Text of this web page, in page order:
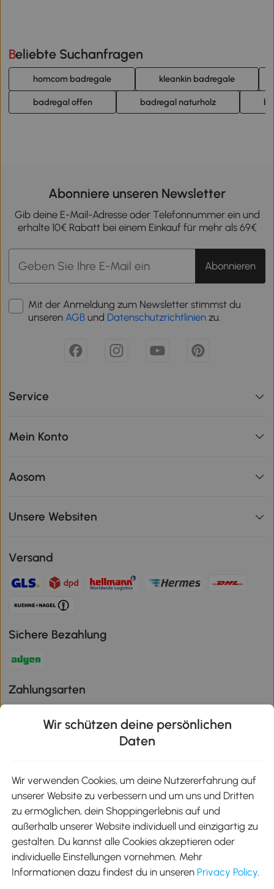
Beliebte Suchanfragen
homcom badregale kleankin badregale
badregal offen badregal naturholz
Abonniere unseren Newsletter
Gib deine E-Mail-Adresse oder Telefonnummer ein und
erhalte 10€ Rabatt bei einem Einkauf für mehr als 69€
Abonnieren
Mit der Anmeldung zum Newsletter stimmst du
unseren AGB und Datenschutzrichtlinien zu.
Service
Mein Konto
Aosom
Unsere Websiten
Versand
Sichere Bezahlung
Zahlungsarten
Aosom-App
Google Play
Wir schützen deine persönlichen
Daten
Wir verwenden Cookies, um deine Nutzererfahrung auf
unserer Website zu verbessern und um uns und Dritten
zu ermöglichen, dein Shoppingerlebnis auf und
außerhalb unserer Website individuell und einzigartig zu
gestalten. Du kannst alle Cookies akzeptieren oder
individuelle Einstellungen vornehmen. Mehr
Informationen dazu findest du in unseren Privacy Policy.